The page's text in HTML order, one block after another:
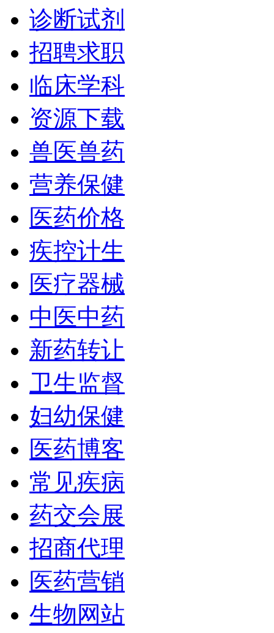
诊断试剂
招聘求职
临床学科
资源下载
兽医兽药
营养保健
医药价格
疾控计生
医疗器械
中医中药
新药转让
卫生监督
妇幼保健
医药博客
常见疾病
药交会展
招商代理
医药营销
生物网站